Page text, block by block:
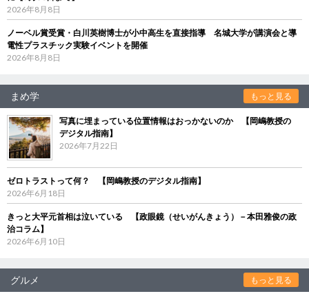
2026年8月8日
ノーベル賞受賞・白川英樹博士が小中高生を直接指導 名城大学が講演会と導
電性プラスチック実験イベントを開催
2026年8月8日
まめ学 もっと見る
写真に埋まっている位置情報はおっかないのか 【岡嶋教授の
デジタル指南】
2026年7月22日
ゼロトラストって何？ 【岡嶋教授のデジタル指南】
2026年6月18日
きっと大平元首相は泣いている 【政眼鏡（せいがんきょう）－本田雅俊の政
治コラム】
2026年6月10日
グルメ もっと見る